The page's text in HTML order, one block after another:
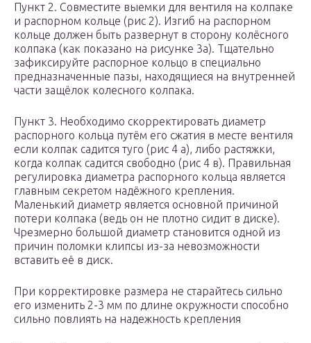
Пункт 2. Совместите выемки для вентиля на колпаке
и распорном кольце (рис 2). Изгиб на распорном
кольце должен быть развернут в сторону колёсного
колпака (как показано на рисунке 3а). Тщательно
зафиксируйте распорное кольцо в специально
предназначенные пазы, находящиеся на внутренней
части защёлок колесного колпака.
Пункт 3. Необходимо скорректировать диаметр
распорного кольца путём его сжатия в месте вентиля
если колпак садится туго (рис 4 а), либо растяжки,
когда колпак садится свободно (рис 4 в). Правильная
регулировка диаметра распорного кольца является
главным секретом надёжного крепления.
Маленький диаметр является основной причиной
потери колпака (ведь он не плотно сидит в диске).
Чрезмерно большой диаметр становится одной из
причин поломки клипсы из-за невозможности
вставить её в диск.
При корректировке размера не старайтесь сильно
его изменить 2-3 мм по длине окружности способно
сильно повлиять на надежность крепления